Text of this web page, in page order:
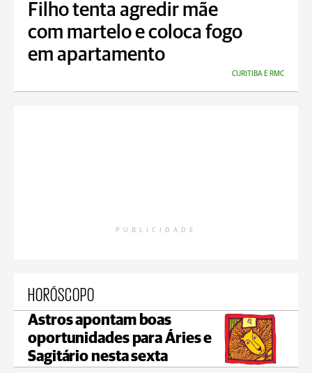
Filho tenta agredir mãe
com martelo e coloca fogo
em apartamento
CURITIBA E RMC
PUBLICIDADE
HORÓSCOPO
Astros apontam boas
oportunidades para Áries e
Sagitário nesta sexta